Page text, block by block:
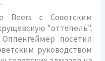
Beers с Советским
"оттепель".
посетил
руководством